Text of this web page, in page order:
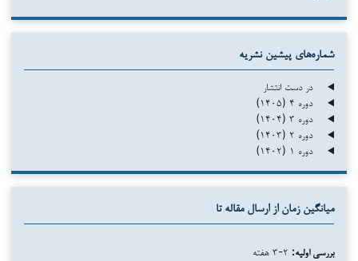
شماره‌های پیشین نشریه
در دست انتشار
دوره ۴ (۱۴۰۵)
دوره ۳ (۱۴۰۴)
دوره ۲ (۱۴۰۳)
دوره ۱ (۱۴۰۲)
میانگین زمان از ارسال مقاله تا
بررسی اولیه: